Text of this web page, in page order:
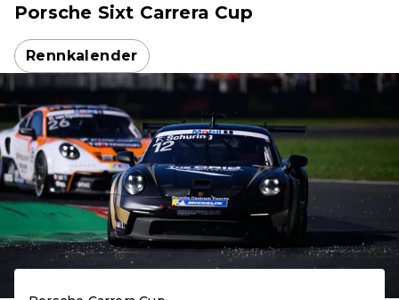
Porsche Sixt Carrera Cup
Rennkalender